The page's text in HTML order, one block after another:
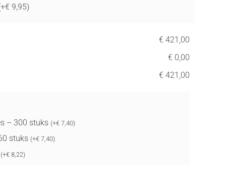
9,95)
€ 421,00
€ 0,00
€ 421,00
– 300 stuks (+€ 7,40)
stuks (+€ 7,40)
(+€ 8,22)